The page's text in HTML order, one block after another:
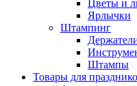
Цветы и
Ярлычки
Штампинг
Штампы
Товары для